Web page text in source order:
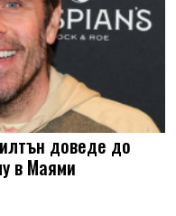
доведе до
в Маями